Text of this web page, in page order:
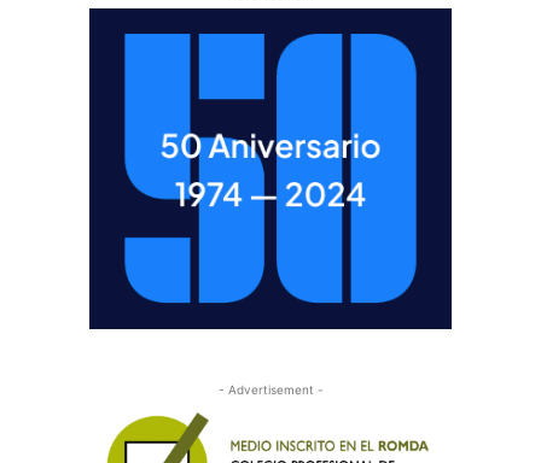
- Advertisement -